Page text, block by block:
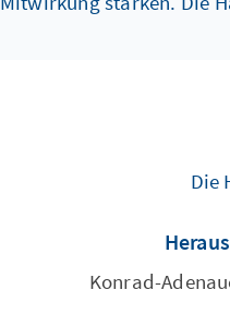
Die
Konrad-